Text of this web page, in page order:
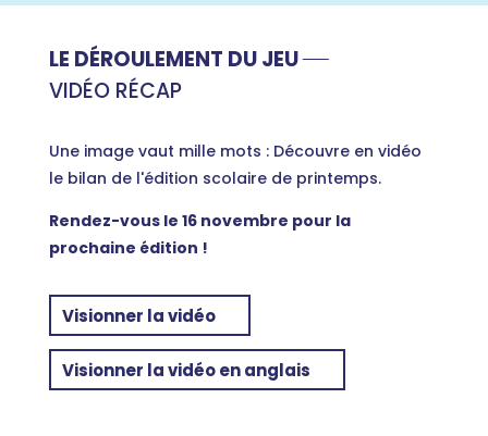
LE DÉROULEMENT DU JEU
VIDÉO RÉCAP
Une image vaut mille mots : Découvre en vidéo
le bilan de l'édition scolaire de printemps.
Rendez-vous le 16 novembre pour la
prochaine édition !
Visionner la vidéo
Visionner la vidéo en anglais